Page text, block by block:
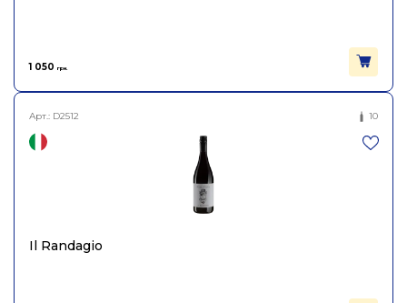
1 050 грн.
Арт.: D2512 10
Il Randagio